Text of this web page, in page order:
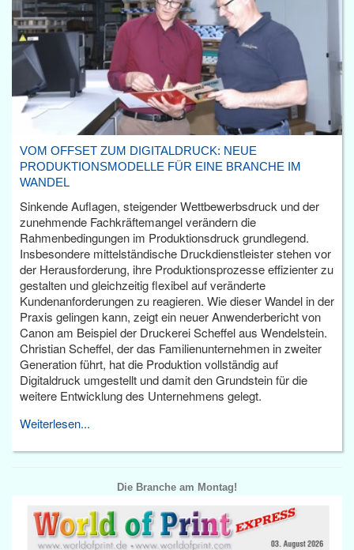
VOM OFFSET ZUM DIGITALDRUCK: NEUE
PRODUKTIONSMODELLE FÜR EINE BRANCHE IM
WANDEL
Sinkende Auflagen, steigender Wettbewerbsdruck und der
zunehmende Fachkräftemangel verändern die
Rahmenbedingungen im Produktionsdruck grundlegend.
Insbesondere mittelständische Druckdienstleister stehen vor
der Herausforderung, ihre Produktionsprozesse effizienter zu
gestalten und gleichzeitig flexibel auf veränderte
Kundenanforderungen zu reagieren. Wie dieser Wandel in der
Praxis gelingen kann, zeigt ein neuer Anwenderbericht von
Canon am Beispiel der Druckerei Scheffel aus Wendelstein.
Christian Scheffel, der das Familienunternehmen in zweiter
Generation führt, hat die Produktion vollständig auf
Digitaldruck umgestellt und damit den Grundstein für die
weitere Entwicklung des Unternehmens gelegt.
Weiterlesen...
Die Branche am Montag!